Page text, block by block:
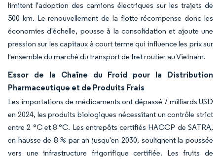
limitent l'adoption des camions électriques sur les trajets de
500 km. Le renouvellement de la flotte récompense donc les
économies d'échelle, pousse à la consolidation et ajoute une
pression sur les capitaux à court terme qui influence les prix sur
l'ensemble du marché du transport de fret routier au Vietnam.
Essor de la Chaîne du Froid pour la Distribution
Pharmaceutique et de Produits Frais
Les importations de médicaments ont dépassé 7 milliards USD
en 2024, les produits biologiques nécessitant un contrôle strict
entre 2 °C et 8 °C. Les entrepôts certifiés HACCP de SATRA,
en hausse de 8 % par an jusqu'en 2030, soulignent la poussée
vers une infrastructure frigorifique certifiée. Les fruits de